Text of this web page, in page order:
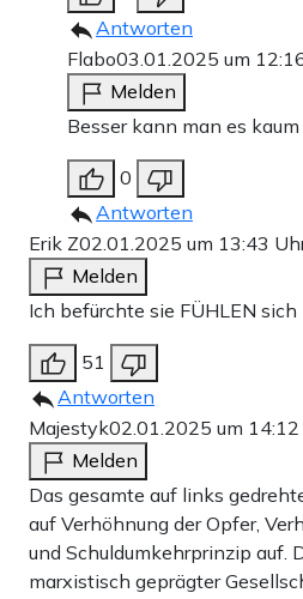
Antworten
Flabo03.01.2025 um
Melden
Besser kann man es
0
Antworten
Erik Z02.01.2025 um 13:43
Melden
Ich befürchte sie FÜHLEN
51
Antworten
Majestyk02.01.2025 um
Melden
Das gesamte auf links
auf Verhöhnung der Opfer,
und Schuldumkehrprinzip auf.
marxistisch geprägter